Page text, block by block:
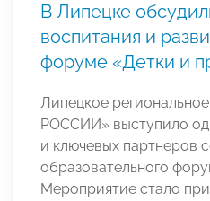
В Липецке
воспитания и
форуме «Детки и
Липецкое
РОССИИ» выступило
и ключевых партнеров
образовательного
Мероприятие стало